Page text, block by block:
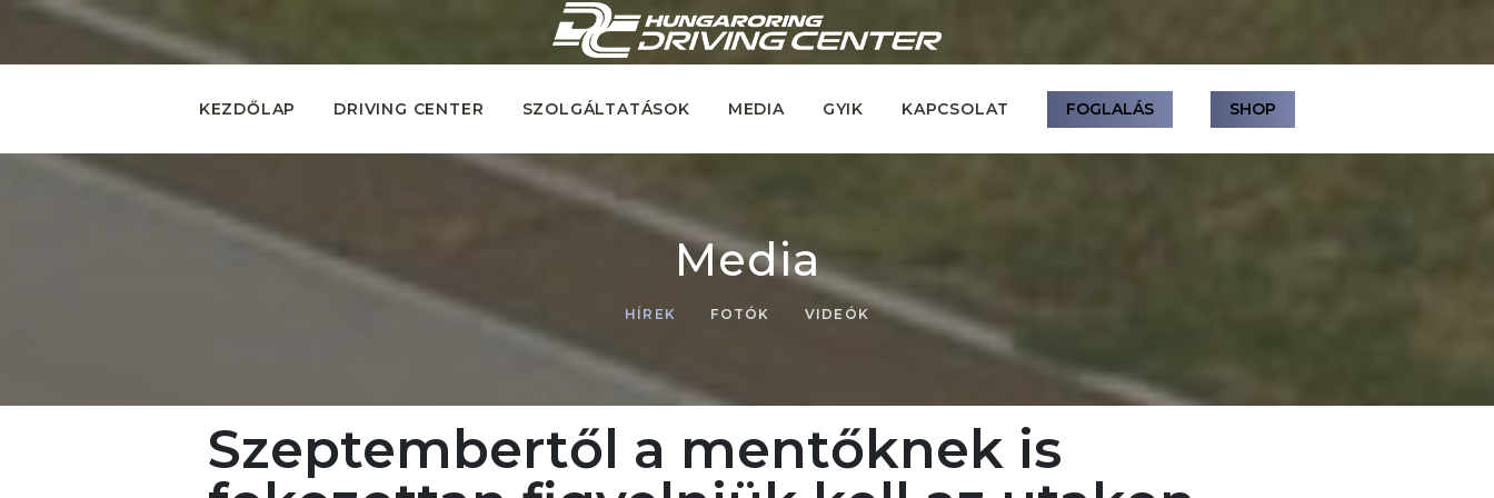
KEZDŐLAP DRIVING CENTER SZOLGÁLTATÁSOK MEDIA GYIK KAPCSOLAT FOGLALÁS SHOP
Media
HÍREK FOTÓK VIDEÓK
Szeptembertől a mentőknek is